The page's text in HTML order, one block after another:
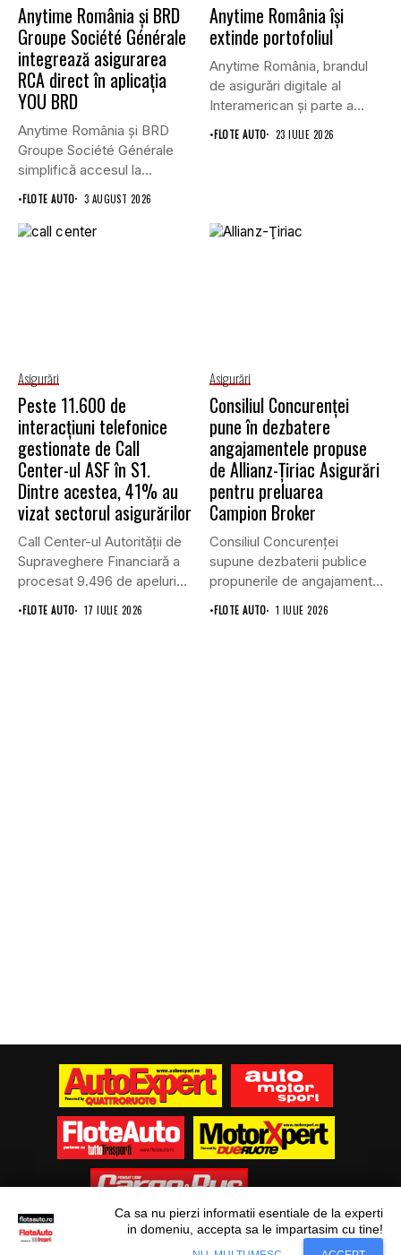
Anytime România și BRD
Groupe Société Générale
integrează asigurarea
RCA direct în aplicația
YOU BRD
Anytime România și BRD
Groupe Société Générale
simplifică accesul la
asigurările auto...
•FLOTE AUTO 3 AUGUST 2026
Anytime România își
extinde portofoliul
Anytime România, brandul
de asigurări digitale al
Interamerican și parte a
Grupului...
•FLOTE AUTO 23 IULIE 2026
Asigurări
Peste 11.600 de
interacțiuni telefonice
gestionate de Call
Center-ul ASF în S1.
Dintre acestea, 41% au
vizat sectorul asigurărilor
Call Center-ul Autorității de
Supraveghere Financiară a
procesat 9.496 de apeluri
primite...
•FLOTE AUTO 17 IULIE 2026
Asigurări
Consiliul Concurenţei
pune în dezbatere
angajamentele propuse
de Allianz-Ţiriac Asigurări
pentru preluarea
Campion Broker
Consiliul Concurenţei
supune dezbaterii publice
propunerile de angajamente
formulate de Allianz-Ţiriac
•FLOTE AUTO 1 IULIE 2026
© Flote Auto. Toate drepturile rezervate.
Situl nostru utilizeaza cookies. Ce inseamna
Accept
Ca sa nu pierzi informatii esentiale de la experti
in domeniu, accepta sa le impartasim cu tine!